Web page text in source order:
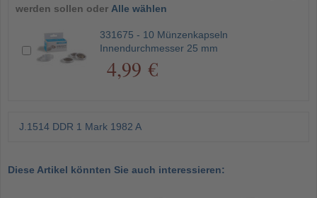
werden sollen oder Alle wählen
331675 - 10 Münzenkapseln
Innendurchmesser 25 mm
4,99 €
J.1514 DDR 1 Mark 1982 A
Diese Artikel könnten Sie auch interessieren: